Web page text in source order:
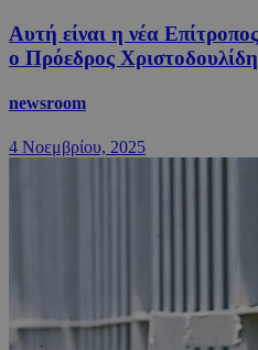
Αυτή είναι η νέα
ο Πρόεδρος
newsroom
4 Νοεμβρίου, 2025